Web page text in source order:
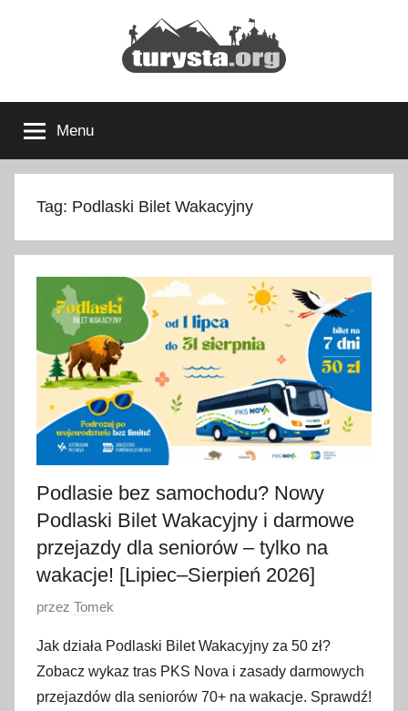
Turysta.org
podróżniczy
i
portal
turystyczny
Menu
Tag: Podlaski Bilet Wakacyjny
Podlasie bez samochodu? Nowy
Podlaski Bilet Wakacyjny i darmowe
przejazdy dla seniorów – tylko na
wakacje! [Lipiec–Sierpień 2026]
O
u
b
l
przez Tomek
Jak działa Podlaski Bilet Wakacyjny za 50 zł?
Zobacz wykaz tras PKS Nova i zasady darmowych
przejazdów dla seniorów 70+ na wakacje. Sprawdź!